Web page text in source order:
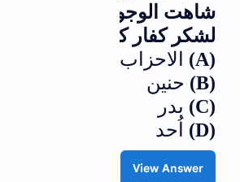
شاھت الوجوہ“ کہہ کر
لشکر کفار کی طرف
(A)
الاحزاب
(B)
حنین
(C)
بدر
(D)
اُحد
View Answer